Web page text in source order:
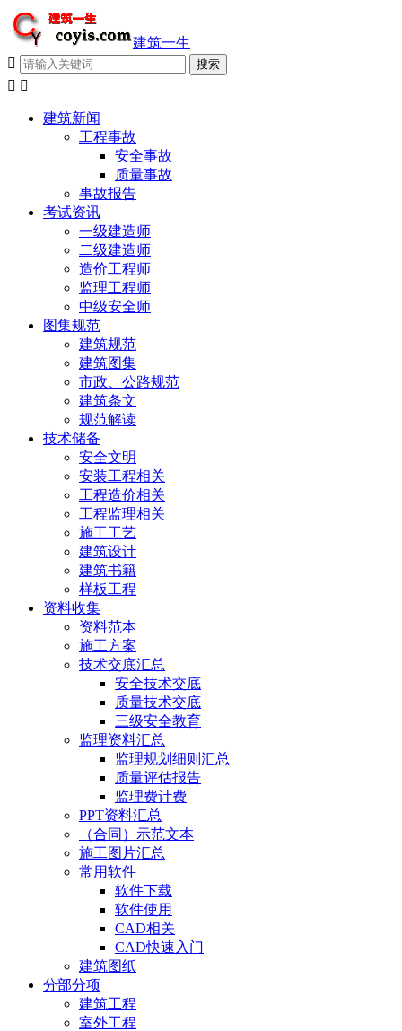
建筑一生

 
建筑新闻
工程事故
安全事故
质量事故
事故报告
考试资讯
一级建造师
二级建造师
造价工程师
监理工程师
中级安全师
图集规范
建筑规范
建筑图集
市政、公路规范
建筑条文
规范解读
技术储备
安全文明
安装工程相关
工程造价相关
工程监理相关
施工工艺
建筑设计
建筑书籍
样板工程
资料收集
资料范本
施工方案
技术交底汇总
安全技术交底
质量技术交底
三级安全教育
监理资料汇总
监理规划细则汇总
质量评估报告
监理费计费
PPT资料汇总
（合同）示范文本
施工图片汇总
常用软件
软件下载
软件使用
CAD相关
CAD快速入门
建筑图纸
分部分项
建筑工程
室外工程